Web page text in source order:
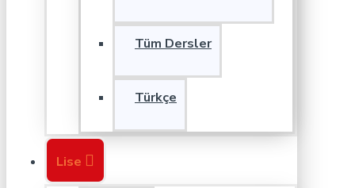
Tüm Dersler
Türkçe
Lise